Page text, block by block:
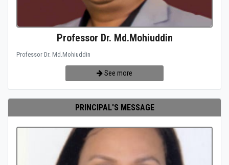
Professor Dr. Md.Mohiuddin
Professor Dr. Md.Mohiuddin
See more
PRINCIPAL'S MESSAGE